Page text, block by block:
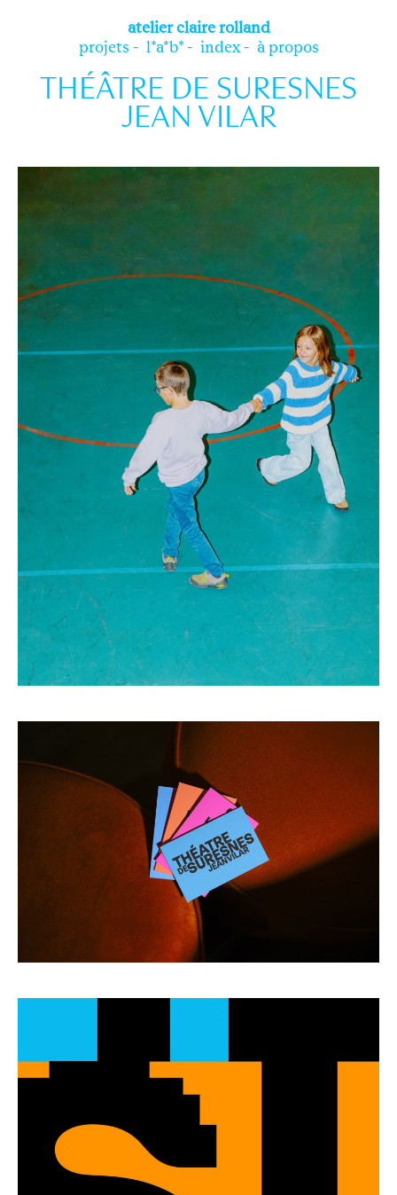
atelierclaire rolland
projets
l*a*b* index à propos
THÉÂTRE DE SURESNES
JEAN VILAR